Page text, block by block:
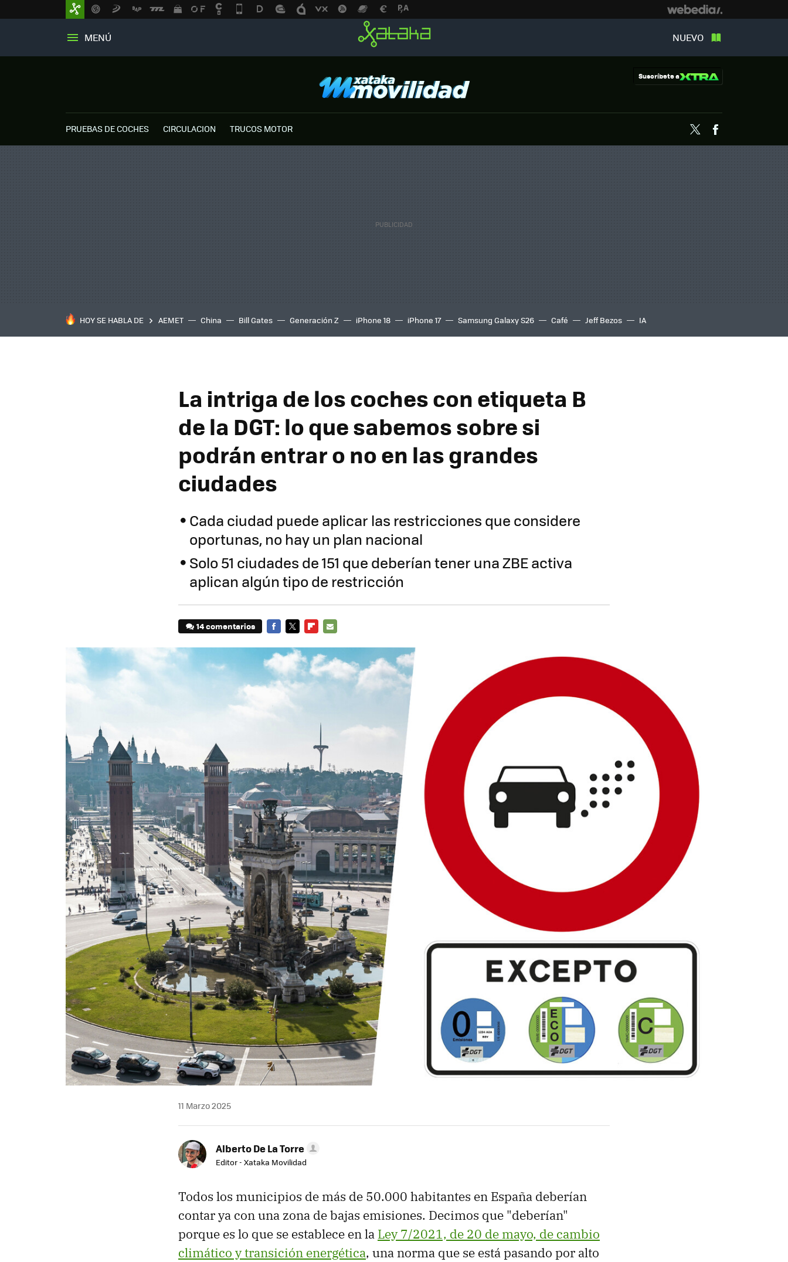
MENÚ NUEVO
Suscríbete a
PRUEBAS DE COCHES CIRCULACION TRUCOS MOTOR Twitter
HOY SE HABLA DE AEMET China Bill Gates Generación Z iPhone 18 iPhone 17 Samsung Galaxy S26 Café Jeff Bezos IA
La intriga de los coches con etiqueta B
de la DGT: lo que sabemos sobre si
podrán entrar o no en las grandes
ciudades
Cada ciudad puede aplicar las restricciones que considere
oportunas, no hay un plan nacional
Solo 51 ciudades de 151 que deberían tener una ZBE activa
aplican algún tipo de restricción
14 comentarios
MAIL
11 Marzo 2025
Alberto De La Torre
Editor - Xataka Movilidad
Todos los municipios de más de 50.000 habitantes en España deberían
contar ya con una zona de bajas emisiones. Decimos que "deberían"
porque es lo que se establece en la Ley 7/2021, de 20 de mayo, de cambio
climático y transición energética, una norma que se está pasando por alto